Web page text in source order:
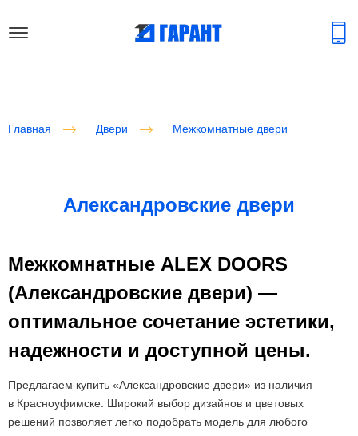
Главная Двери Межкомнатные двери
Александровские двери
Межкомнатные ALEX DOORS
(Александровские двери) —
оптимальное сочетание эстетики,
надежности и доступной цены.
Предлагаем купить «Александровские двери» из наличия
в Красноуфимске. Широкий выбор дизайнов и цветовых
решений позволяет легко подобрать модель для любого